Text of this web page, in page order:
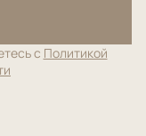
с Политикой